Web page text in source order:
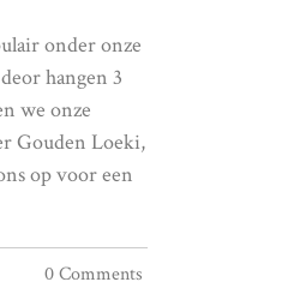
onder onze
hangen 3
we onze
Gouden Loeki,
op voor een
0 Comments